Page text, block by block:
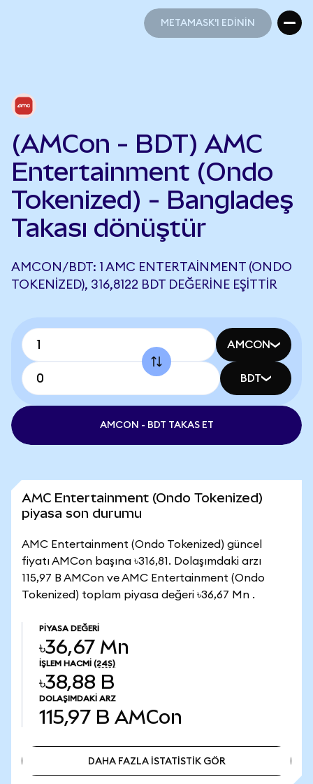
METAMASK'I EDİNİN
(AMCon - BDT) AMC
Entertainment (Ondo
Tokenized) - Bangladeş
Takası dönüştür
AMCON/BDT: 1 AMC ENTERTAINMENT (ONDO
TOKENIZED), 316,8122 BDT DEĞERINE EŞITTIR
AMCON
BDT
AMCON - BDT TAKAS ET
AMC Entertainment (Ondo Tokenized)
piyasa son durumu
AMC Entertainment (Ondo Tokenized) güncel
fiyatı AMCon başına ৳316,81. Dolaşımdaki arzı
115,97 B AMCon ve AMC Entertainment (Ondo
Tokenized) toplam piyasa değeri ৳36,67 Mn .
PIYASA DEĞERI
৳36,67 Mn
İŞLEM HACMI (24S)
৳38,88 B
DOLAŞIMDAKI ARZ
115,97 B AMCon
DAHA FAZLA İSTATİSTİK GÖR